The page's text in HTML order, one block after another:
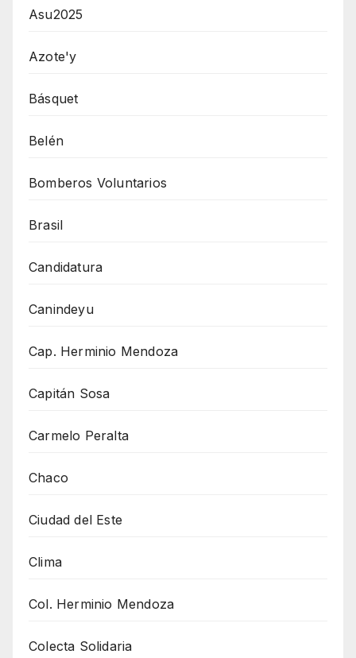
Asu2025
Azote'y
Básquet
Belén
Bomberos Voluntarios
Brasil
Candidatura
Canindeyu
Cap. Herminio Mendoza
Capitán Sosa
Carmelo Peralta
Chaco
Ciudad del Este
Clima
Col. Herminio Mendoza
Colecta Solidaria